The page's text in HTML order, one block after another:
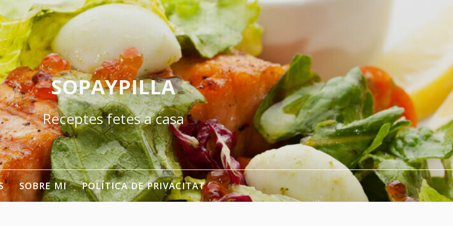
SOPAYPILLA
Receptes fetes a casa
SOBRE MI POLÍTICA DE PRIVACITAT